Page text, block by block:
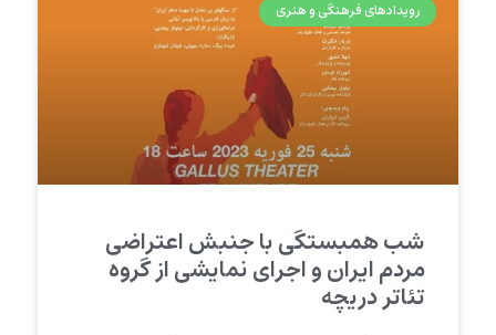
رویدادهای فرهنگی و هنری
شب همبستگی با جنبش اعتراضی
مردم ایران و اجرای نمایشی از گروه
تئاتر دریچه